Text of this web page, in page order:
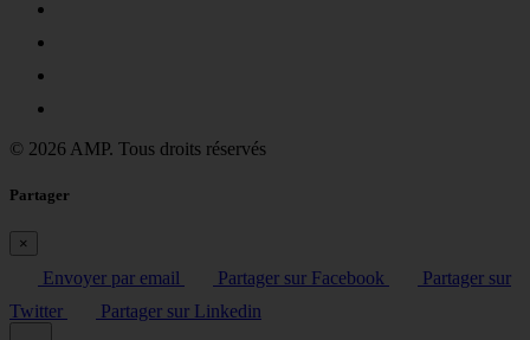
© 2026 AMP. Tous droits réservés
Partager
×
Envoyer par email Partager sur Facebook
Partager sur
Twitter
Partager sur Linkedin